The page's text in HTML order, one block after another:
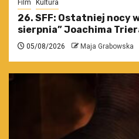
Film Kultura
26. SFF: Ostatniej nocy w
sierpnia” Joachima
05/08/2026 Maja Grabowska